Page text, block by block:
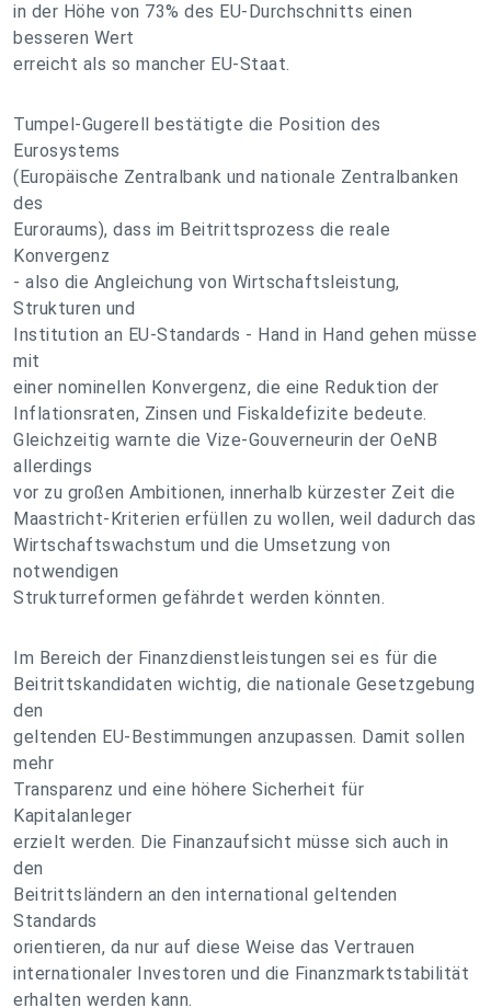
in der Höhe von 73% des EU-Durchschnitts einen
besseren Wert
erreicht als so mancher EU-Staat.
Tumpel-Gugerell bestätigte die Position des
Eurosystems
(Europäische Zentralbank und nationale Zentralbanken
des
Euroraums), dass im Beitrittsprozess die reale
Konvergenz
- also die Angleichung von Wirtschaftsleistung,
Strukturen und
Institution an EU-Standards - Hand in Hand gehen müsse
mit
einer nominellen Konvergenz, die eine Reduktion der
Inflationsraten, Zinsen und Fiskaldefizite bedeute.
Gleichzeitig warnte die Vize-Gouverneurin der OeNB
allerdings
vor zu großen Ambitionen, innerhalb kürzester Zeit die
Maastricht-Kriterien erfüllen zu wollen, weil dadurch das
Wirtschaftswachstum und die Umsetzung von
notwendigen
Strukturreformen gefährdet werden könnten.
Im Bereich der Finanzdienstleistungen sei es für die
Beitrittskandidaten wichtig, die nationale Gesetzgebung
den
geltenden EU-Bestimmungen anzupassen. Damit sollen
mehr
Transparenz und eine höhere Sicherheit für
Kapitalanleger
erzielt werden. Die Finanzaufsicht müsse sich auch in
den
Beitrittsländern an den international geltenden
Standards
orientieren, da nur auf diese Weise das Vertrauen
internationaler Investoren und die Finanzmarktstabilität
erhalten werden kann.